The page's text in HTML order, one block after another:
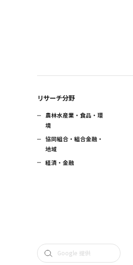
リサーチ分野
農林水産業・食品・環
境
協同組合・組合金融・
地域
経済・金融